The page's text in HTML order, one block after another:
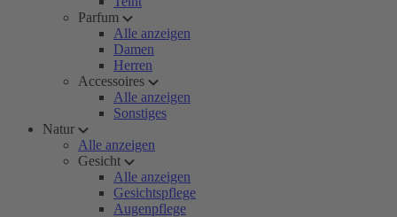
Parfum
Alle anzeigen
Damen
Herren
Accessoires
Alle anzeigen
Sonstiges
Natur
Alle anzeigen
Gesicht
Alle anzeigen
Gesichtspflege
Augenpflege